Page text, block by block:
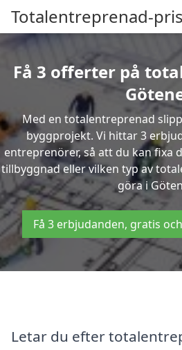
Totalentreprenad-
Få 3 offerter på
Med en totalentreprenad
byggprojekt. Vi hittar 3
entreprenörer, så att du kan fixa
tillbyggnad eller vilken typ av
göra i
Få 3 erbjudanden, gratis
Letar du efter